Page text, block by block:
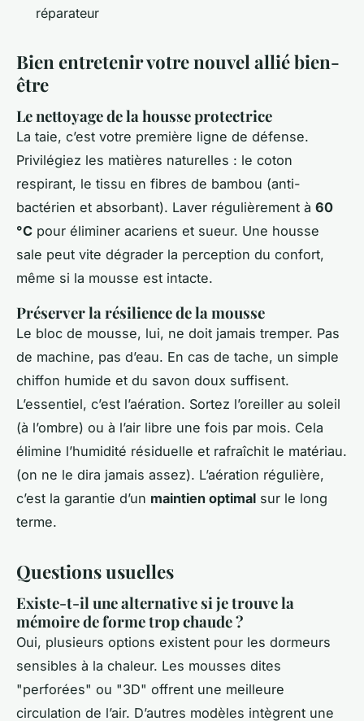
réparateur
Bien entretenir votre nouvel allié bien-
être
Le nettoyage de la housse protectrice
La taie, c’est votre première ligne de défense.
Privilégiez les matières naturelles : le coton
respirant, le tissu en fibres de bambou (anti-
bactérien et absorbant). Laver régulièrement à 60
°C pour éliminer acariens et sueur. Une housse
sale peut vite dégrader la perception du confort,
même si la mousse est intacte.
Préserver la résilience de la mousse
Le bloc de mousse, lui, ne doit jamais tremper. Pas
de machine, pas d’eau. En cas de tache, un simple
chiffon humide et du savon doux suffisent.
L’essentiel, c’est l’aération. Sortez l’oreiller au soleil
(à l’ombre) ou à l’air libre une fois par mois. Cela
élimine l’humidité résiduelle et rafraîchit le matériau.
(on ne le dira jamais assez). L’aération régulière,
c’est la garantie d’un maintien optimal sur le long
terme.
Questions usuelles
Existe-t-il une alternative si je trouve la
mémoire de forme trop chaude ?
Oui, plusieurs options existent pour les dormeurs
sensibles à la chaleur. Les mousses dites
"perforées" ou "3D" offrent une meilleure
circulation de l’air. D’autres modèles intègrent une